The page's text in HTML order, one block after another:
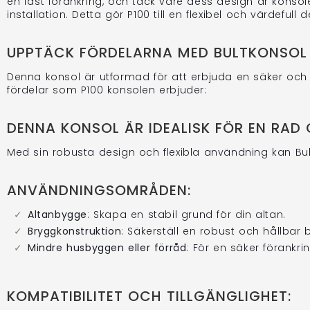
gjorde
altanprojekt
bra – precis
uppskattar
Bilden på ditt
AlfaBryggan! 😊
installation. Detta gör P100 till en flexibel och värdefull
UPPTÄCK FÖRDELARNA MED
Denna konsol är utformad för att erbjuda en säker
fördelar som P100 konsolen erbjuder:
DENNA KONSOL ÄR IDEALISK FÖR EN
Med sin robusta design och flexibla användning kan
ANVÄNDNINGSOMRÅDEN:
Altanbygge: Skapa en stabil grund för din altan.
Bryggkonstruktion: Säkerställ en robust och hållbar
Mindre husbyggen eller förråd: För en säker
KOMPATIBILITET OCH TILLGÄNGLIGHET: